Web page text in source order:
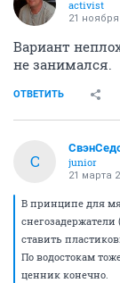
activist
21 ноября
Вариант
не занимался.
ОТВЕТИТЬ
С
junior
21 марта
В принципе для
ставить
По водостокам
ценник конечно.